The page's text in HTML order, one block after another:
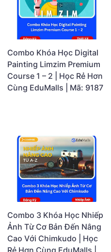
Combo Khóa Học Digital
Painting Limzim Premium
Course 1 – 2 | Học Rẻ Hơn
Cùng EduMalls | Mã: 9187
Combo 3 Khóa Học Nhiếp
Ảnh Từ Cơ Bản Đến Nâng
Cao Với Chimkudo | Học